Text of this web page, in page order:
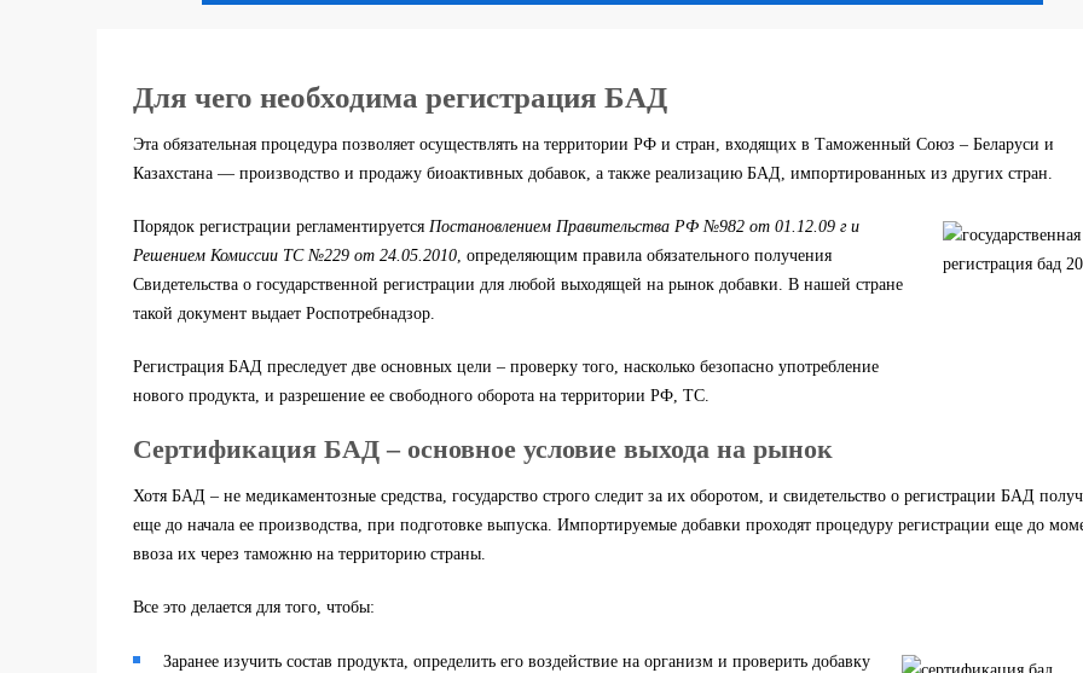
Для чего необходима регистрация БАД
Эта обязательная процедура позволяет осуществлять на территории РФ и стран, входящих в Таможенный Союз – Беларуси и
Казахстана — производство и продажу биоактивных добавок, а также реализацию БАД, импортированных из других стран.
Порядок регистрации регламентируется Постановлением Правительства РФ №982 от 01.12.09 г и
Решением Комиссии ТС №229 от 24.05.2010, определяющим правила обязательного получения
Свидетельства о государственной регистрации для любой выходящей на рынок добавки. В нашей стране
такой документ выдает Роспотребнадзор.
Регистрация БАД преследует две основных цели – проверку того, насколько безопасно употребление
нового продукта, и разрешение ее свободного оборота на территории РФ, ТС.
Сертификация БАД – основное условие выхода на рынок
Хотя БАД – не медикаментозные средства, государство строго следит за их оборотом, и свидетельство о регистрации БАД
еще до начала ее производства, при подготовке выпуска. Импортируемые добавки проходят процедуру регистрации еще до
ввоза их через таможню на территорию страны.
Все это делается для того, чтобы:
Заранее изучить состав продукта, определить его воздействие на организм и проверить добавку